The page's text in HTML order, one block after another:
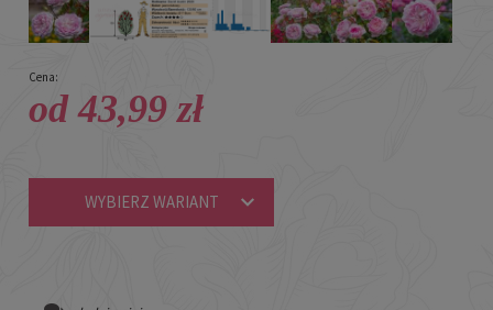
Cena:
od 43,99 zł
WYBIERZ WARIANT